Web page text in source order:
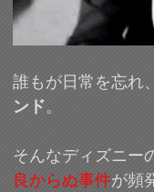
誰もが日常を忘れ
ンド。
そんなディズニー
良からぬ事件が頻